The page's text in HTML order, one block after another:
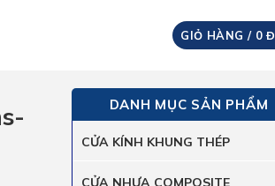
GIỎ HÀNG / 0Đ
DANH MỤC SẢN PHẨM
CỬA KÍNH KHUNG THÉP
CỬA NHỰA COMPOSITE